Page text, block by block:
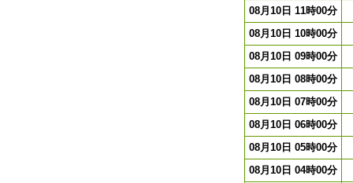
08月10日 11時00分
08月10日 10時00分
08月10日 09時00分
08月10日 08時00分
08月10日 07時00分
08月10日 06時00分
08月10日 05時00分
08月10日 04時00分